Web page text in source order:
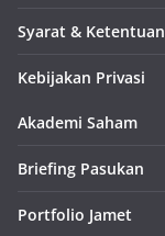
Syarat & Ketentuan
Kebijakan Privasi
Akademi Saham
Briefing Pasukan
Portfolio Jamet